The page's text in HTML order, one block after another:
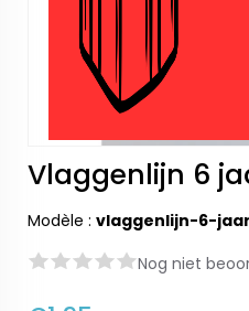
Vlaggenlijn 6
Modèle : vlaggenlijn-6-
Nog niet